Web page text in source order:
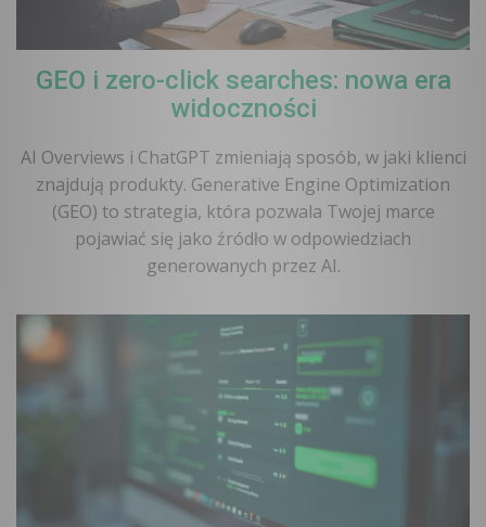
GEO i zero-click searches: nowa era
widoczności
AI Overviews i ChatGPT zmieniają sposób, w jaki klienci
znajdują produkty. Generative Engine Optimization
(GEO) to strategia, która pozwala Twojej marce
pojawiać się jako źródło w odpowiedziach
generowanych przez AI.